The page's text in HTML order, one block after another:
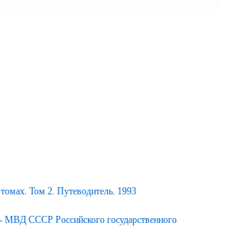
Том 2. Путеводитель. 1993
МВД СССР Российского государственного